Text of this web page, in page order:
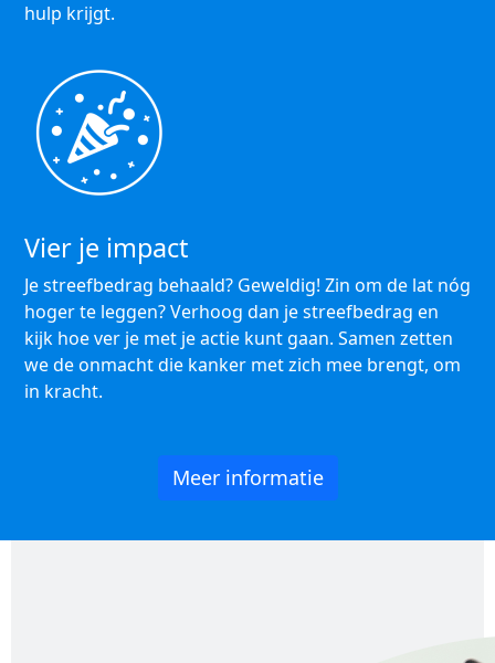
hulp krijgt.
Vier je impact
Je streefbedrag behaald? Geweldig! Zin om de lat nóg
hoger te leggen? Verhoog dan je streefbedrag en
kijk hoe ver je met je actie kunt gaan. Samen zetten
we de onmacht die kanker met zich mee brengt, om
in kracht.
Meer informatie